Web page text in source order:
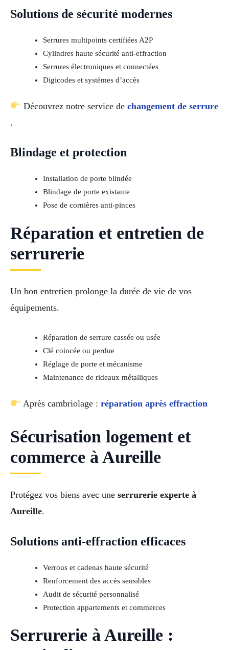
Solutions de sécurité modernes
Serrures multipoints certifiées A2P
Cylindres haute sécurité anti-effraction
Serrures électroniques et connectées
Digicodes et systèmes d’accès
Découvrez notre service de changement de serrure
.
Blindage et protection
Installation de porte blindée
Blindage de porte existante
Pose de cornières anti-pinces
Réparation et entretien de
serrurerie
Un bon entretien prolonge la durée de vie de vos
équipements.
Réparation de serrure cassée ou usée
Clé coincée ou perdue
Réglage de porte et mécanisme
Maintenance de rideaux métalliques
Après cambriolage : réparation après effraction
Sécurisation logement et
commerce à Aureille
Protégez vos biens avec une serrurerie experte à
Aureille.
Solutions anti-effraction efficaces
Verrous et cadenas haute sécurité
Renforcement des accès sensibles
Audit de sécurité personnalisé
Protection appartements et commerces
Serrurerie à Aureille :